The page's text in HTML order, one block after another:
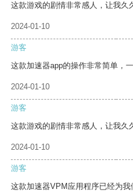
这款游戏的剧情非常感人，让我久
2024-01-10
游客
这款加速器app的操作非常简单，
2024-01-10
游客
这款游戏的剧情非常感人，让我久
2024-01-10
游客
这款加速器VPM应用程序已经为我